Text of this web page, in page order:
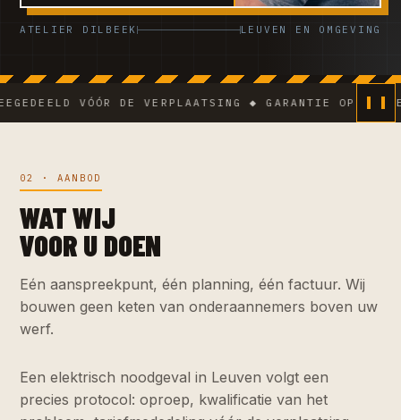
ATELIER DILBEEK LEUVEN EN OMGEVING
VÓÓR DE VERPLAATSING ◆ GARANTIE OP DE
02 · AANBOD
WAT WIJ
VOOR U DOEN
Eén aanspreekpunt, één planning, één factuur. Wij
bouwen geen keten van onderaannemers boven uw
werf.
Een elektrisch noodgeval in Leuven volgt een
precies protocol: oproep, kwalificatie van het